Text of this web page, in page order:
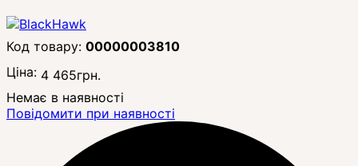
00000003810
Ціна: 4 465грн.
Немає в наявності
Повідомити при наявності